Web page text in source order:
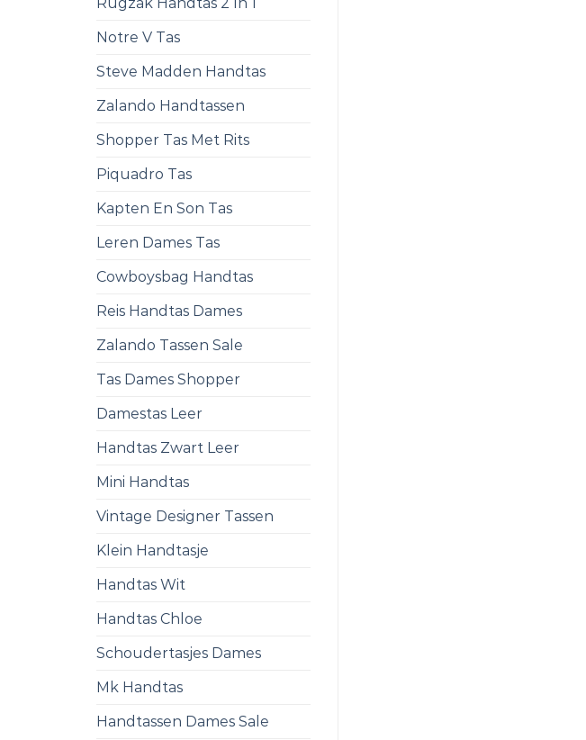
Notre V Tas
Steve Madden Handtas
Zalando Handtassen
Shopper Tas Met Rits
Piquadro Tas
Kapten En Son Tas
Leren Dames Tas
Cowboysbag Handtas
Reis Handtas Dames
Zalando Tassen Sale
Tas Dames Shopper
Damestas Leer
Handtas Zwart Leer
Mini Handtas
Vintage Designer Tassen
Klein Handtasje
Handtas Wit
Handtas Chloe
Schoudertasjes Dames
Mk Handtas
Handtassen Dames Sale